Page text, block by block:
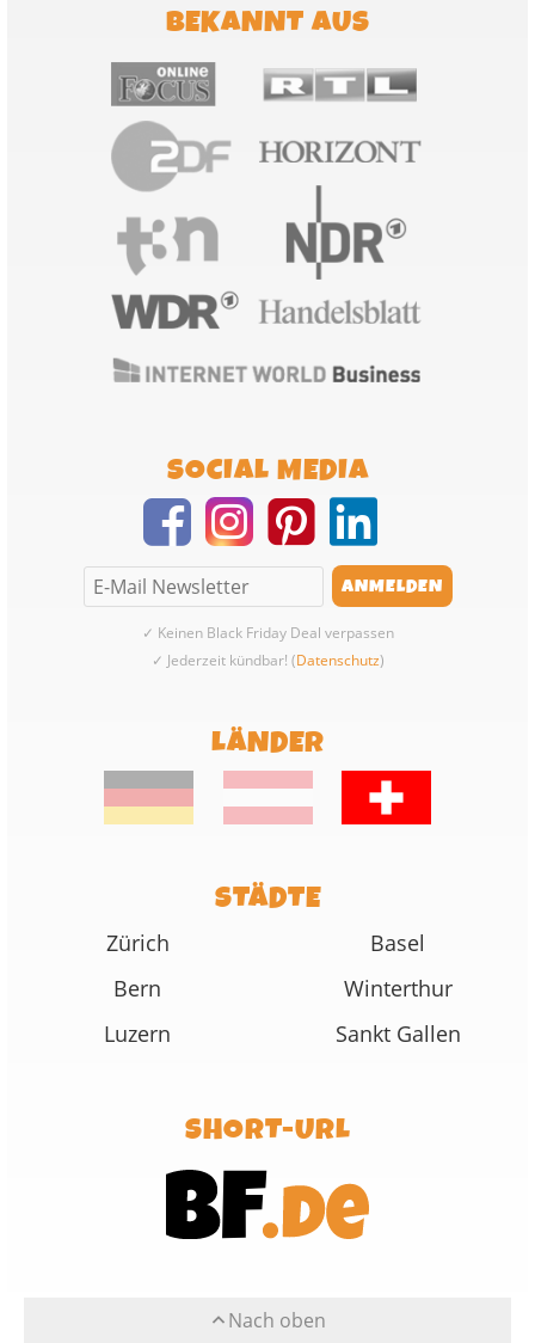
BEKANNT AUS
SOCIAL MEDIA
✓ Keinen Black Friday Deal verpassen
✓ Jederzeit kündbar! (Datenschutz)
LÄNDER
STÄDTE
Zürich
Basel
Bern
Winterthur
Luzern
Sankt Gallen
SHORT-URL
Nach oben